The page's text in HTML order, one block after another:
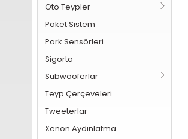
Oto Teypler
Paket Sistem
Park Sensörleri
Sigorta
Subwooferlar
Teyp Çerçeveleri
Tweeterlar
Xenon Aydınlatma